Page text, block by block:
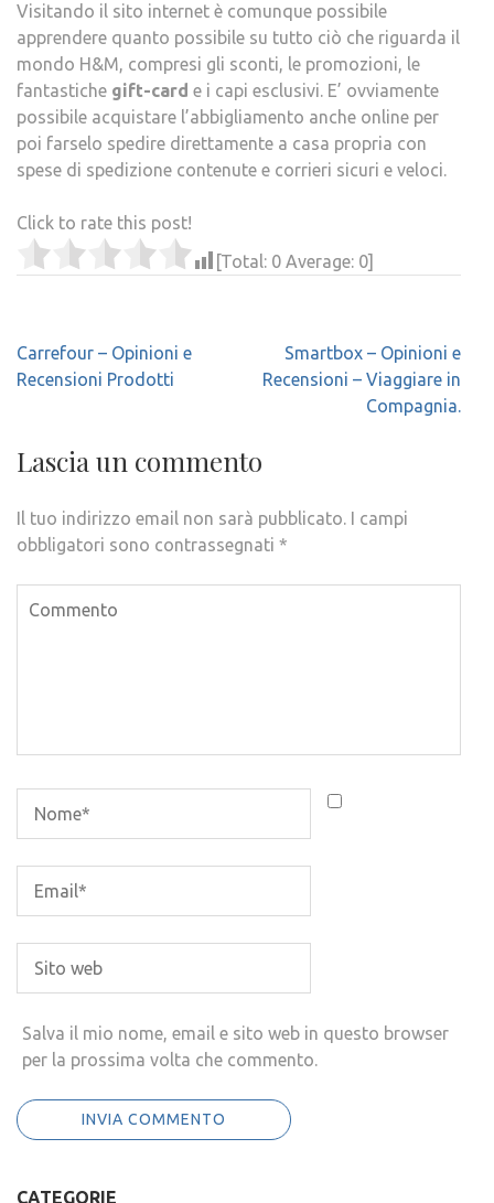
Visitando il sito internet è comunque possibile
apprendere quanto possibile su tutto ciò che riguarda il
mondo H&M, compresi gli sconti, le promozioni, le
fantastiche gift-card e i capi esclusivi. E’ ovviamente
possibile acquistare l’abbigliamento anche online per
poi farselo spedire direttamente a casa propria con
spese di spedizione contenute e corrieri sicuri e veloci.
Click to rate this post!
[Total: 0 Average: 0]
Navigazione
articoli
Carrefour – Opinioni e
Recensioni Prodotti
Smartbox – Opinioni e
Recensioni – Viaggiare in
Compagnia.
Lascia un commento
Il tuo indirizzo email non sarà pubblicato. I campi
obbligatori sono contrassegnati *
Salva il mio nome, email e sito web in questo browser
per la prossima volta che commento.
CATEGORIE